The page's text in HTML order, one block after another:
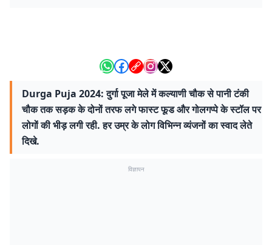
Durga Puja 2024: दुर्गा पूजा मेले में कल्याणी चौक से पानी टंकी
चौक तक सड़क के दोनों तरफ लगे फास्ट फूड और गोलगप्पे के स्टॉल पर
लोगों की भीड़ लगी रही. हर उम्र के लोग विभिन्न व्यंजनों का स्वाद लेते
दिखे.
विज्ञापन